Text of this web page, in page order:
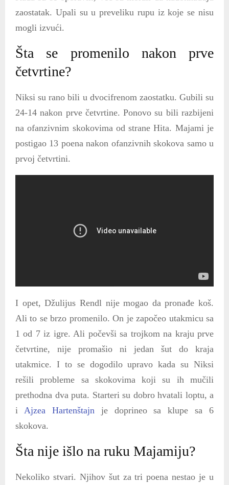
zaostatak. Upali su u preveliku rupu iz koje se nisu
mogli izvući.
Šta se promenilo nakon prve
četvrtine?
Niksi su rano bili u dvocifrenom zaostatku. Gubili su
24-14 nakon prve četvrtine. Ponovo su bili razbijeni
na ofanzivnim skokovima od strane Hita. Majami je
postigao 13 poena nakon ofanzivnih skokova samo u
prvoj četvrtini.
I opet, Džulijus Rendl nije mogao da pronađe koš.
Ali to se brzo promenilo. On je započeo utakmicu sa
1 od 7 iz igre. Ali počevši sa trojkom na kraju prve
četvrtine, nije promašio ni jedan šut do kraja
utakmice. I to se dogodilo upravo kada su Niksi
rešili probleme sa skokovima koji su ih mučili
prethodna dva puta. Starteri su dobro hvatali loptu, a
i Ajzea Hartenštajn je doprineo sa klupe sa 6
skokova.
Šta nije išlo na ruku Majamiju?
Nekoliko stvari. Njihov šut za tri poena nestao je u